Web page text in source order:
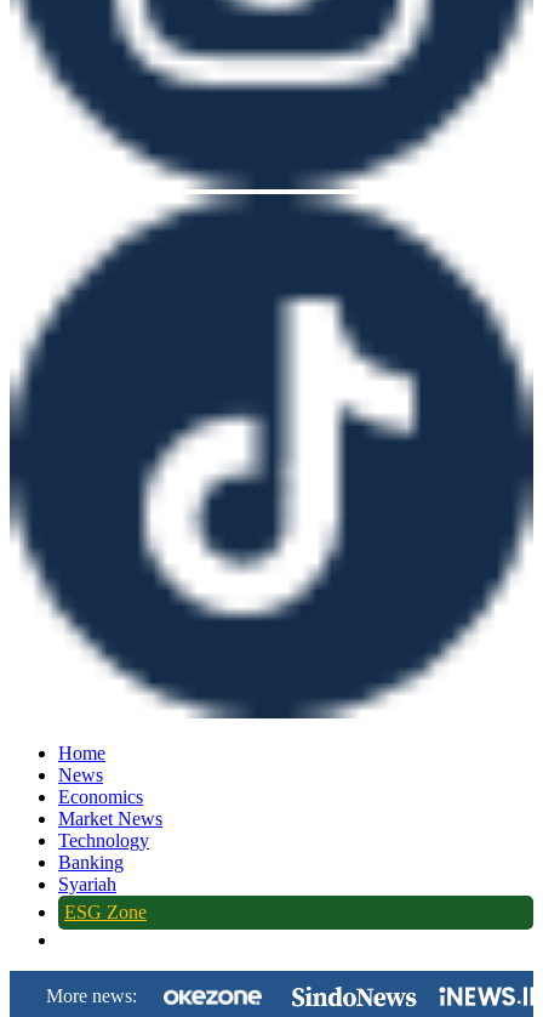
Home
News
Economics
Market News
Technology
Banking
Syariah
ESG Zone
More news: